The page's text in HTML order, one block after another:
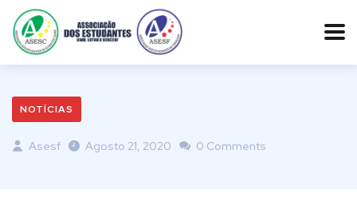
NOTÍCIAS
Asesf Agosto 21, 2020 0 Comments